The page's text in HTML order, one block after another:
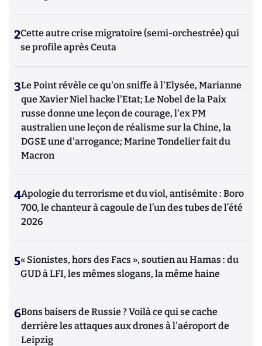
2Cette autre crise migratoire (semi-orchestrée) qui
se profile après Ceuta
3Le Point révèle ce qu'on sniffe à l'Elysée, Marianne
que Xavier Niel hacke l'Etat; Le Nobel de la Paix
russe donne une leçon de courage, l'ex PM
australien une leçon de réalisme sur la Chine, la
DGSE une d'arrogance; Marine Tondelier fait du
Macron
4Apologie du terrorisme et du viol, antisémite : Boro
700, le chanteur à cagoule de l’un des tubes de l’été
2026
5« Sionistes, hors des Facs », soutien au Hamas : du
GUD à LFI, les mêmes slogans, la même haine
6Bons baisers de Russie ? Voilà ce qui se cache
derrière les attaques aux drones à l'aéroport de
Leipzig